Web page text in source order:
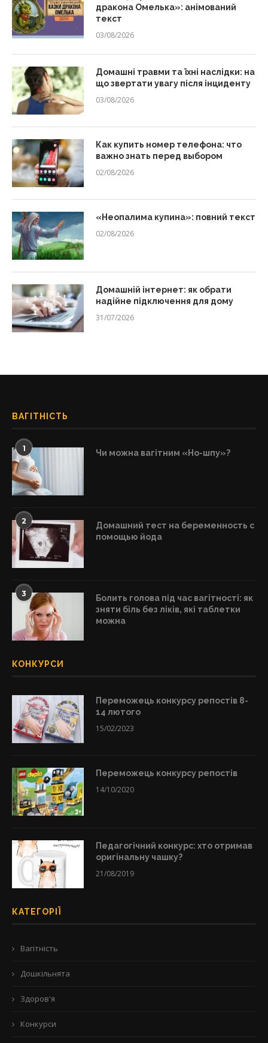
дракона Омелька»: анімований
текст
03/08/2026
Домашні травми та їхні наслідки: на
що звертати увагу після інциденту
03/08/2026
Как купить номер телефона: что
важно знать перед выбором
02/08/2026
«Неопалима купина»: повний текст
02/08/2026
Домашній інтернет: як обрати
надійне підключення для дому
31/07/2026
ВАГІТНІСТЬ
1 Чи можна вагітним «Но-шпу»?
2
Домашний тест на беременность с
помощью йода
3
Болить голова під час вагітності: як
зняти біль без ліків, які таблетки
можна
КОНКУРСИ
Переможець конкурсу репостів 8-
14 лютого
15/02/2023
Переможець конкурсу репостів
14/10/2020
Педагогічний конкурс: хто отримав
оригінальну чашку?
21/08/2019
КАТЕГОРІЇ
Вагітність
Дошкільнята
Здоров'я
Конкурси